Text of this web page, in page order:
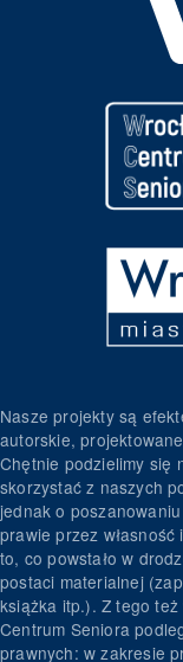
Nasze projekty są
autorskie,
Chętnie podzielimy się
skorzystać z naszych
jednak o
prawie przez
to, co powstało w
postaci materialnej
książka itp.). Z tego
Centrum Seniora
prawnych: w zakresie